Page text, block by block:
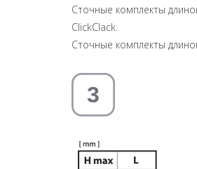
Сточные комплекты
ClickClack.
Сточные комплекты